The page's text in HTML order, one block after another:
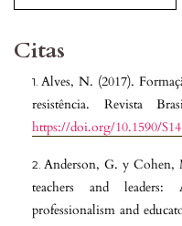
Citas
Alves, N. (2017).
resistência. Revista
https://doi.org/10.1590/
Anderson, G. y Cohen,
teachers and
professionalism and